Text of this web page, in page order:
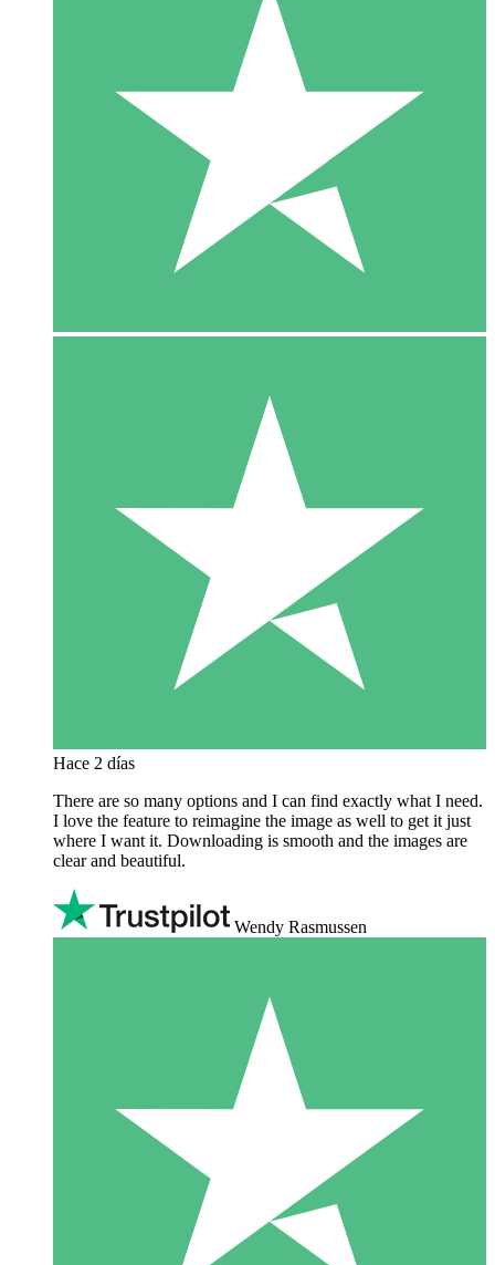
Hace 2 días
There are so many options and I can find exactly what I need.
I love the feature to reimagine the image as well to get it just
where I want it. Downloading is smooth and the images are
clear and beautiful.
Wendy Rasmussen